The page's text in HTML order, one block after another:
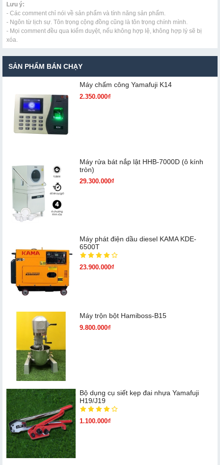
Lưu ý:
- Các comment chỉ nói về sản phẩm và tính năng sản phẩm.
- Ngôn từ lịch sự. Tôn trọng cộng đồng cũng là tôn trọng chính mình.
- Mọi comment đều qua kiểm duyệt, nếu không hợp lệ, không hợp lý sẽ bị
xóa.
SẢN PHẨM BÁN CHẠY
Máy chấm cô​ng Yamafuji K14
2.350.000₫
Máy rửa bát nắp lật HHB-7000D (ô kính
tròn)
29.300.000₫
Máy phát điện dầu diesel KAMA KDE-
6500T
23.900.000₫
Máy trộn bột Hamiboss-B15
9.800.000₫
Bộ dụng cụ siết kẹp đai nhựa Yamafuji
H19/J19
1.100.000₫